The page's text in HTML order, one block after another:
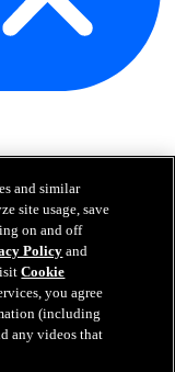
Hockey League.
och ord
får inte återskapas
L.P. © NHL
specialiserade
licenserade av
och specialisering
hos Frank J.
Inc. 2026. Alla
tredje part och
Förbehållna.
and similar
site usage, save
on and off
Policyand
Cookie
you agree
(including
any videos that